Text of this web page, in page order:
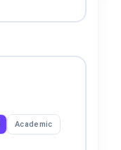
Academic